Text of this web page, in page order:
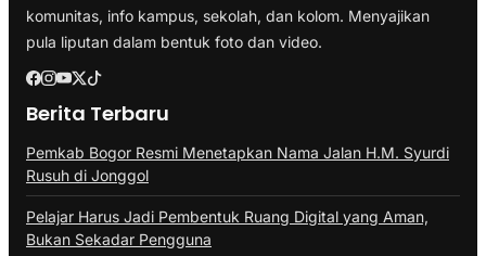
komunitas, info kampus, sekolah, dan kolom. Menyajikan
pula liputan dalam bentuk foto dan video.
Berita Terbaru
Pemkab Bogor Resmi Menetapkan Nama Jalan H.M. Syurdi
Rusuh di Jonggol
Pelajar Harus Jadi Pembentuk Ruang Digital yang Aman,
Bukan Sekadar Pengguna